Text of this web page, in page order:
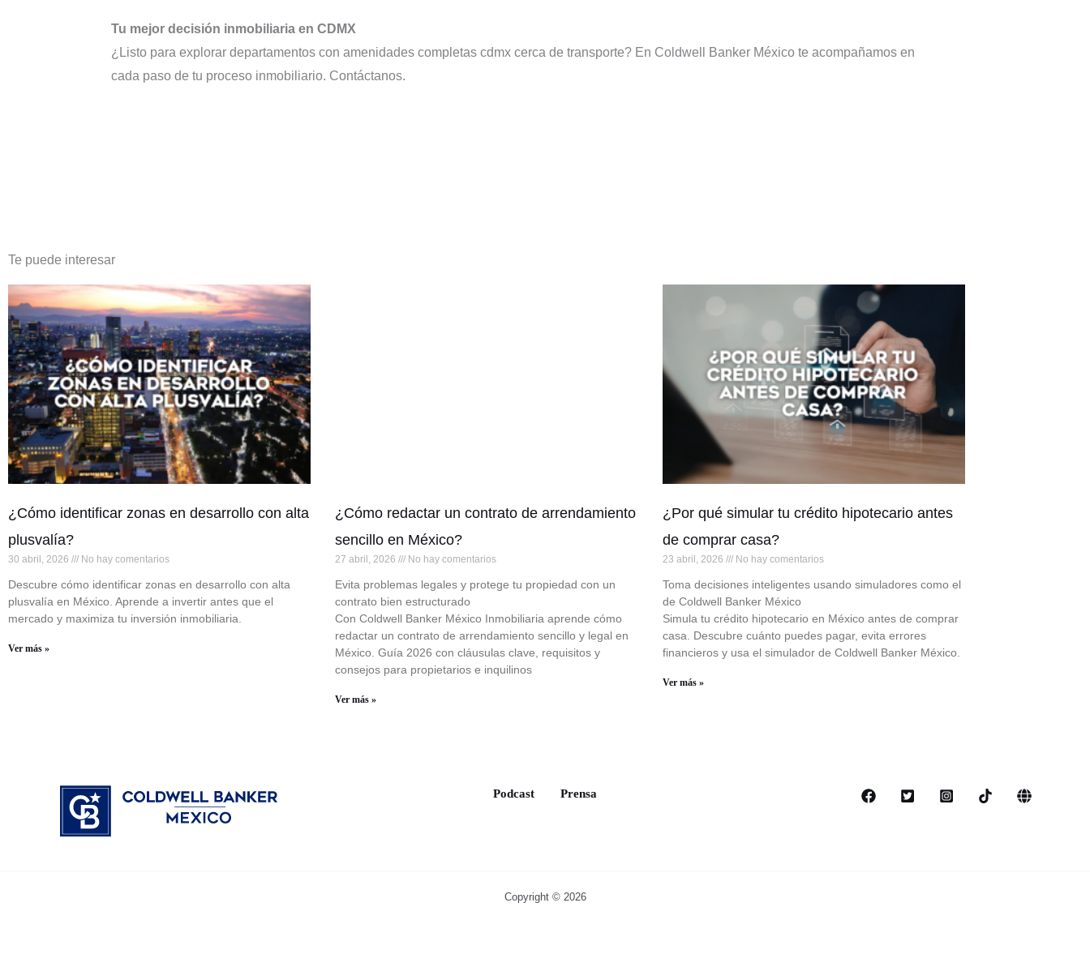
Tu mejor decisión inmobiliaria en CDMX
¿Listo para explorar departamentos con amenidades completas cdmx cerca de transporte? En Coldwell Banker México te acompañamos en
cada paso de tu proceso inmobiliario. Contáctanos.
Te puede interesar
¿Cómo identificar zonas en desarrollo con alta
plusvalía?
30 abril, 2026 No hay comentarios
Descubre cómo identificar zonas en desarrollo con alta
plusvalía en México. Aprende a invertir antes que el
mercado y maximiza tu inversión inmobiliaria.
Ver más »
¿Cómo redactar un contrato de arrendamiento
sencillo en México?
27 abril, 2026 No hay comentarios
Evita problemas legales y protege tu propiedad con un
contrato bien estructurado
Con Coldwell Banker México Inmobiliaria aprende cómo
redactar un contrato de arrendamiento sencillo y legal en
México. Guía 2026 con cláusulas clave, requisitos y
consejos para propietarios e inquilinos
Ver más »
¿Por qué simular tu crédito hipotecario antes
de comprar casa?
23 abril, 2026 No hay comentarios
Toma decisiones inteligentes usando simuladores como el
de Coldwell Banker México
Simula tu crédito hipotecario en México antes de comprar
casa. Descubre cuánto puedes pagar, evita errores
financieros y usa el simulador de Coldwell Banker México.
Ver más »
Podcast Prensa
Copyright © 2026